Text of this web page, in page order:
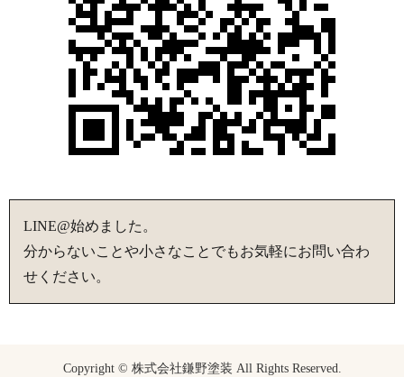
LINE@始めました。
分からないことや小さなことでもお気軽にお問い合わ
せください。
Copyright © 株式会社鎌野塗装 All Rights Reserved.